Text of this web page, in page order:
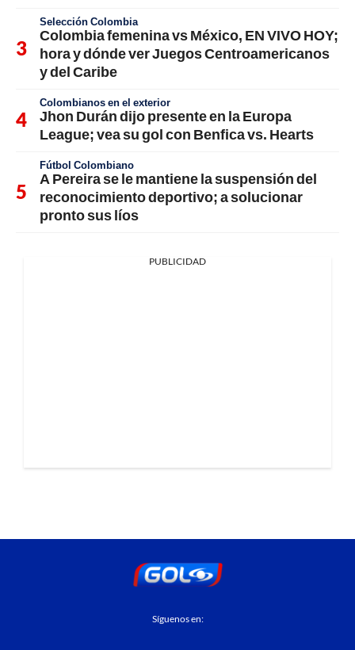
Selección Colombia
Colombia femenina vs México, EN VIVO HOY;
hora y dónde ver Juegos Centroamericanos
y del Caribe
Colombianos en el exterior
Jhon Durán dijo presente en la Europa
League; vea su gol con Benfica vs. Hearts
Fútbol Colombiano
A Pereira se le mantiene la suspensión del
reconocimiento deportivo; a solucionar
pronto sus líos
PUBLICIDAD
Síguenos en: